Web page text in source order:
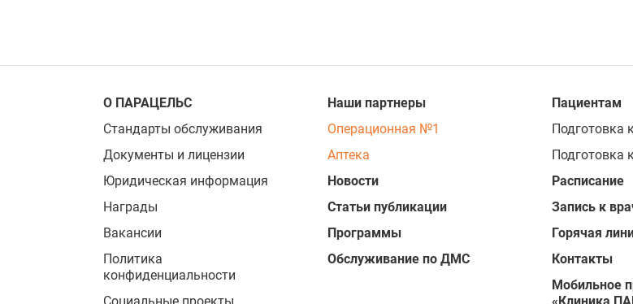
О ПАРАЦЕЛЬС
Стандарты обслуживания
Документы и лицензии
Юридическая информация
Награды
Вакансии
Политика
конфиденциальности
Наши партнеры
Операционная №1
Аптека
Новости
Статьи публикации
Программы
Обслуживание по ДМС
Пациентам
Подготовка
Подготовка
Расписание
Запись к
Горячая
Контакты
Мобильное